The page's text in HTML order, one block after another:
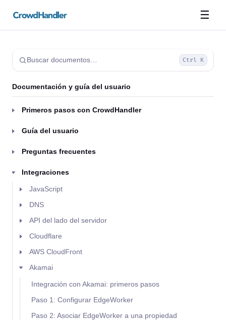
☰
Buscar documentos… Ctrl K
Documentación y guía del usuario
Primeros pasos con CrowdHandler
Guía del usuario
Preguntas frecuentes
Integraciones
JavaScript
DNS
API del lado del servidor
Cloudflare
AWS CloudFront
Akamai
Integración con Akamai: primeros pasos
Paso 1: Configurar EdgeWorker
Paso 2: Asociar EdgeWorker a una propiedad